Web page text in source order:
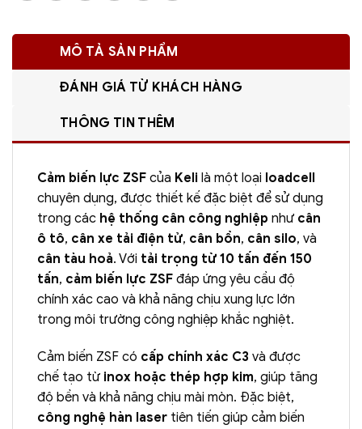
MÔ TẢ SẢN PHẨM
ĐÁNH GIÁ TỪ KHÁCH HÀNG
THÔNG TIN THÊM
Cảm biến lực ZSF của Keli là một loại loadcell
chuyên dụng, được thiết kế đặc biệt để sử dụng
trong các hệ thống cân công nghiệp như cân
ô tô, cân xe tải điện tử, cân bồn, cân silo, và
cân tàu hoả. Với tải trọng từ 10 tấn đến 150
tấn, cảm biến lực ZSF đáp ứng yêu cầu độ
chính xác cao và khả năng chịu xung lực lớn
trong môi trường công nghiệp khắc nghiệt.
Cảm biến ZSF có cấp chính xác C3 và được
chế tạo từ inox hoặc thép hợp kim, giúp tăng
độ bền và khả năng chịu mài mòn. Đặc biệt,
công nghệ hàn laser tiên tiến giúp cảm biến